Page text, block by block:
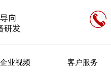
企业视频 客户服务